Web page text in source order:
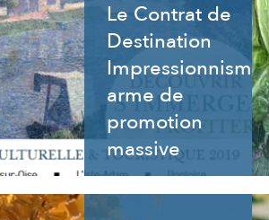
Le Contrat de
Destination
Impressionnisme,
arme de
promotion
massive